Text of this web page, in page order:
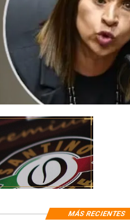
MÁS RECIENTES